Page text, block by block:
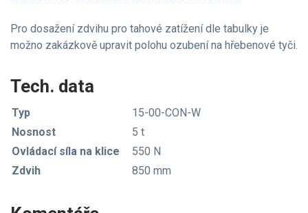
Pro dosažení zdvihu pro tahové zatížení dle tabulky je
možno zakázkově upravit polohu ozubení na hřebenové tyči.
Tech. data
Typ
15-00-CON-W
Nosnost
5 t
Ovládací síla na klice
550 N
Zdvih
850 mm